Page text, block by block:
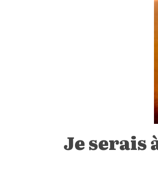
Je serais